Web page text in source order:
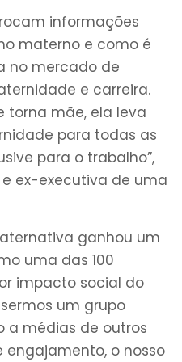
informações
materno e como é
no mercado de
e carreira.
torna mãe, ela leva
para todas as
para o trabalho”,
ex-executiva de uma
ganhou um
uma das 100
impacto social do
um grupo
a médias de outros
engajamento, o nosso